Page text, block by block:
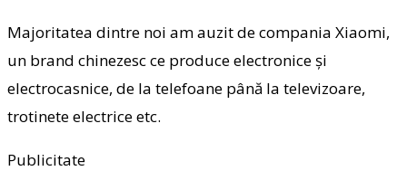
Majoritatea dintre noi am auzit de compania Xiaomi,
un brand chinezesc ce produce electronice și
electrocasnice, de la telefoane până la televizoare,
trotinete electrice etc.
Publicitate